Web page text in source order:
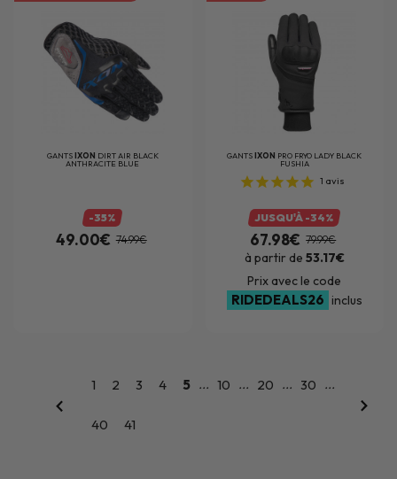
GANTS IXON DIRT AIR BLACK
ANTHRACITE BLUE
-35%
49.00€ 74.99€
GANTS IXON PRO FRYO LADY BLACK
FUSHIA
1 avis
JUSQU'À -34%
67.98€ 79.99€
à partir de 53.17€
Prix avec le code
RIDEDEALS26 inclus
1 2 3 4 5 ... 10 ... 20 ... 30 ...
40 41